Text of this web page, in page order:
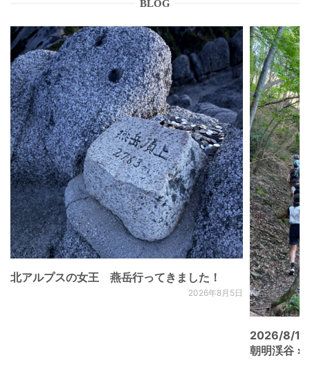
BLOG
北アルプスの女王 燕岳行ってきました！
2026年8月5日
2026/8/
朝明渓谷 ×